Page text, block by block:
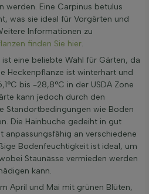
werden. Eine Carpinus betulus
was sie ideal für Vorgärten und
Informationen zu
finden Sie hier.
eine beliebte Wahl für Gärten, da
Heckenpflanze ist winterhart und
bis -28,8°C in der USDA Zone
kann jedoch durch den
Standortbedingungen wie Boden
Die Hainbuche gedeiht in gut
anpassungsfähig an verschiedene
Bodenfeuchtigkeit ist ideal, um
Staunässe vermieden werden
kann.
April und Mai mit grünen Blüten,